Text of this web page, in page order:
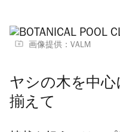
画像提供：VALM
ヤシの木を中
揃えて